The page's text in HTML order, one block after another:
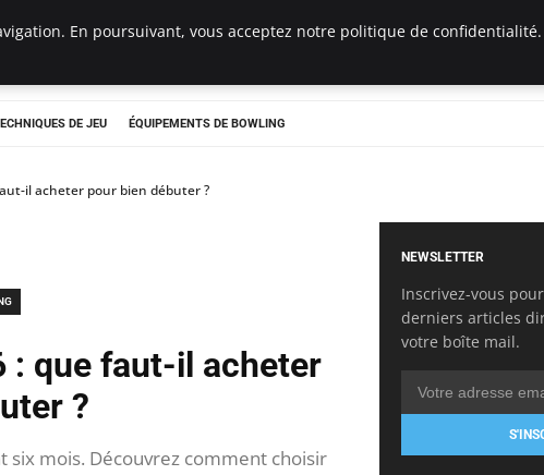
DE JEU ÉQUIPEMENTS DE BOWLING
il acheter pour bien débuter ?
: que faut-il acheter
?
six mois. Découvrez comment choisir
NEWSLETTER
Inscrivez-vous
derniers articles
votre boîte mail.
En poursuivant, vous acceptez notre politique de confidentialité.